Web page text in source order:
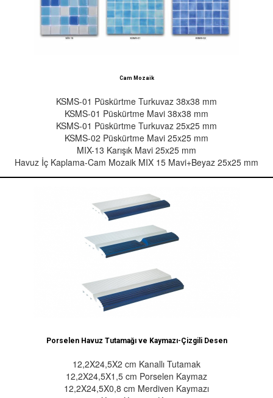
Cam Mozaik
KSMS-01 Püskürtme Turkuvaz 38x38 mm
KSMS-01 Püskürtme Mavi 38x38 mm
KSMS-01 Püskürtme Turkuvaz 25x25 mm
KSMS-02 Püskürtme Mavi 25x25 mm
MIX-13 Karışık Mavi 25x25 mm
Havuz İç Kaplama-Cam Mozaik MIX 15 Mavi+Beyaz 25x25 mm
Porselen Havuz Tutamağı ve Kaymazı-Çizgili Desen
12,2X24,5X2 cm Kanallı Tutamak
12,2X24,5X1,5 cm Porselen Kaymaz
12,2X24,5X0,8 cm Merdiven Kaymazı